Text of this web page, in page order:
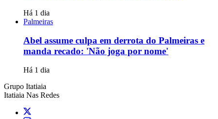
Há 1 dia
Palmeiras
Abel assume culpa em derrota do Palmeiras e
manda recado: 'Não joga por nome'
Há 1 dia
Grupo Itatiaia
Itatiaia Nas Redes